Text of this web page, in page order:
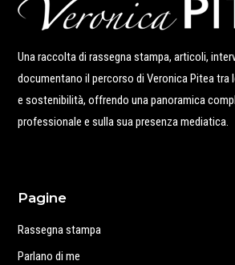
Una raccolta di rassegna stampa, articoli,
documentano il percorso di Veronica Pitea tra
e sostenibilità, offrendo una panoramica
professionale e sulla sua presenza mediatica.
Pagine
Rassegna stampa
Parlano di me